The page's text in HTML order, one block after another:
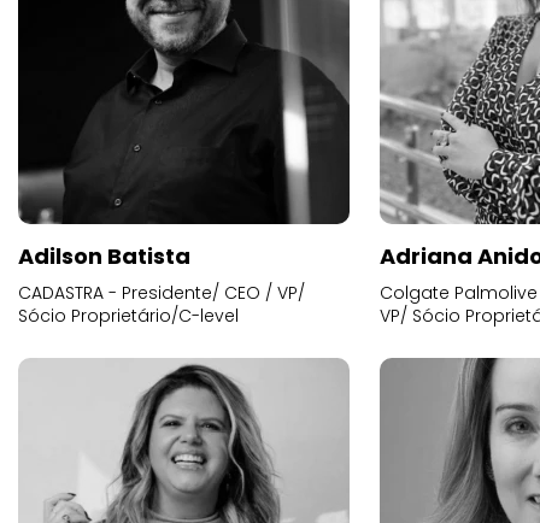
Adilson Batista
CADASTRA - Presidente/ CEO / VP/
Sócio Proprietário/C-level
Adriana
Colgate
VP/ Sócio